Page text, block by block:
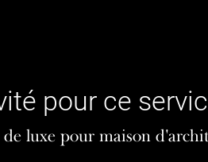
pour ce
luxe pour maison